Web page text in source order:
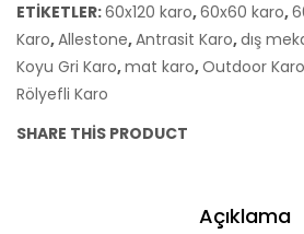
ETIKETLER:60x120 karo,60x60 karo,
Karo,Allestone,Antrasit Karo,dış
Koyu Gri Karo,mat karo,Outdoor Karo
Rölyefli Karo
SHARE THIS PRODUCT
Açıklama